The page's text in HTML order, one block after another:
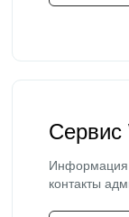
Сервис
Информация
контакты